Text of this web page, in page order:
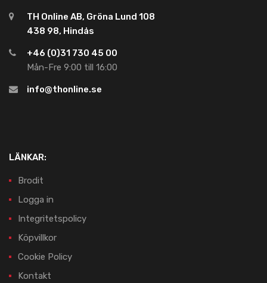
TH Online AB, Gröna Lund 108
438 98, Hindås
+46 (0)31 730 45 00
Mån-Fre 9:00 till 16:00
info@thonline.se
LÄNKAR:
Brodit
Logga in
Integritetspolicy
Köpvillkor
Cookie Policy
Kontakt